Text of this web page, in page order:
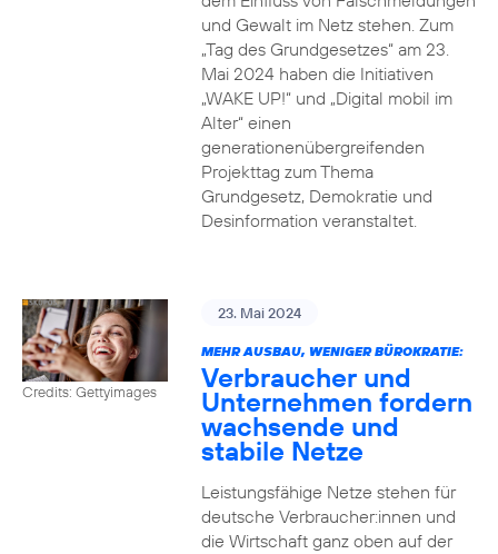
und Gewalt im Netz stehen. Zum
„Tag des Grundgesetzes“ am 23.
Mai 2024 haben die Initiativen
„WAKE UP!“ und „Digital mobil im
Alter“ einen
generationenübergreifenden
Projekttag zum Thema
Grundgesetz, Demokratie und
Desinformation veranstaltet.
Credits: Gettyimages
23. Mai 2024
MEHR AUSBAU, WENIGER BÜROKRATIE:
Verbraucher und
Unternehmen fordern
wachsende und
stabile Netze
Leistungsfähige Netze stehen für
deutsche Verbraucher:innen und
die Wirtschaft ganz oben auf der